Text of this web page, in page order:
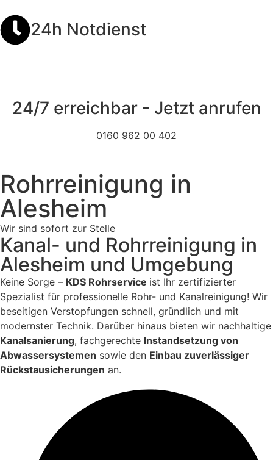
24h Notdienst
24/7 erreichbar - Jetzt anrufen
0160 962 00 402
Rohrreinigung in
Alesheim
Wir sind sofort zur Stelle
Kanal- und Rohrreinigung in
Alesheim und Umgebung
Keine Sorge – KDS Rohrservice ist Ihr zertifizierter
Spezialist für professionelle Rohr- und Kanalreinigung! Wir
beseitigen Verstopfungen schnell, gründlich und mit
modernster Technik. Darüber hinaus bieten wir nachhaltige
Kanalsanierung, fachgerechte Instandsetzung von
Abwassersystemen sowie den Einbau zuverlässiger
Rückstausicherungen an.